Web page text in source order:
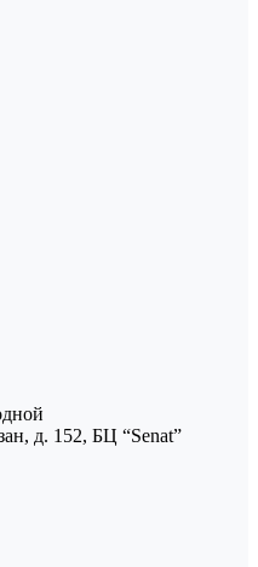
д. 152, БЦ “Senat”